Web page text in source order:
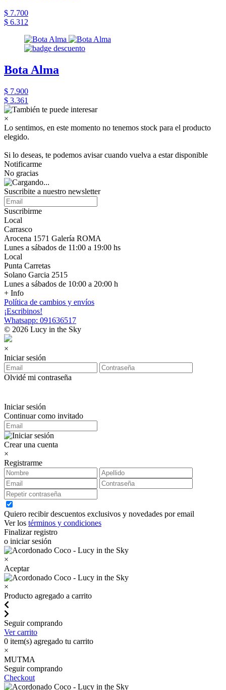
$ 7.700
$ 6.312
Bota Alma
$ 7.900
$ 3.361
×
Lo sentimos, en este momento no tenemos stock para el producto
elegido.
Si lo deseas, te podemos avisar cuando vuelva a estar disponible
Notificarme
No gracias
Suscribite a nuestro newsletter
Suscribirme
Local
Carrasco
Arocena 1571 Galería ROMA
Lunes a sábados de 11:00 a 19:00 hs
Local
Punta Carretas
Solano Garcia 2515
Lunes a sábados de 10:00 a 20:00 h
+ Info
Política de cambios y envíos
¡Escribinos!
Whatsapp: 091636517
© 2026 Lucy in the Sky
×
Iniciar sesión
Olvidé mi contraseña
Iniciar sesión
Continuar como invitado
Crear una cuenta
×
Registrarme
Quiero recibir descuentos exclusivos y novedades por email
Ver los términos y condiciones
Finalizar registro
o iniciar sesión
×
Aceptar
×
Producto agregado a carrito
Seguir comprando
Ver carrito
0 item(s) agregado tu carrito
×
MUTMA
Seguir comprando
Checkout